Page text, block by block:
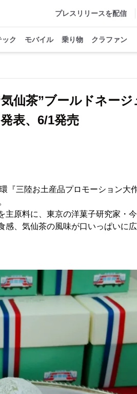
プレスリリースを配信
ック モバイル 乗り物 クラファン
仙茶”ブールドネージ
表、6/1発売
三陸お土産品プロモーション大
原料に、東京の洋菓子研究家・
、気仙茶の風味が口いっぱいに